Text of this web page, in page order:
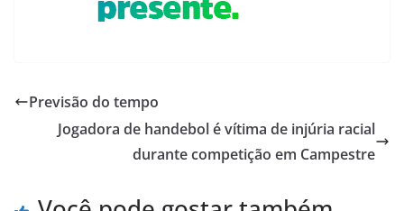
Previsão do tempo
Jogadora de handebol é vítima de injúria racial
durante competição em Campestre